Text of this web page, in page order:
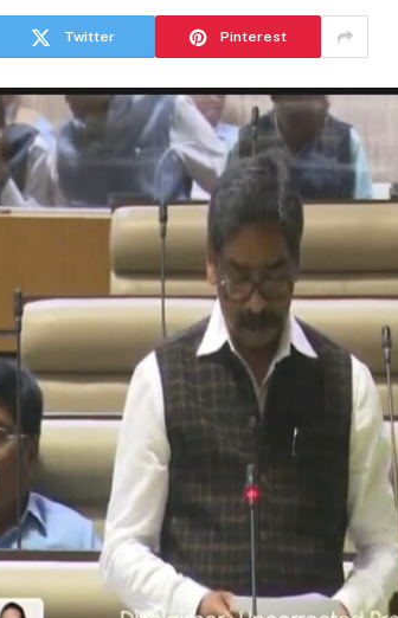
Twitter Pinterest